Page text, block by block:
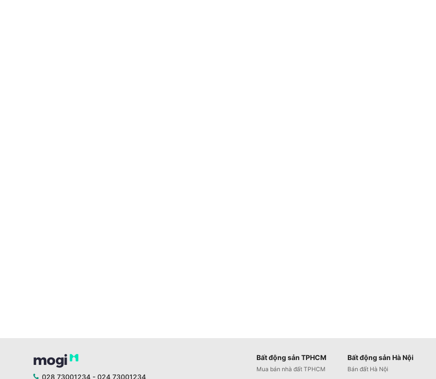
Bất động sản TPHCM
Mua bán nhà đất TPHCM
Bất động sản Hà Nội
Bán đất Hà Nội
028 73001234 - 024 73001234